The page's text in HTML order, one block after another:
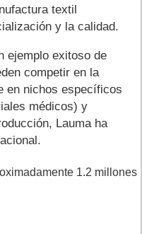
textil
y la calidad.
ejemplo exitoso de
competir en la
en nichos específicos
médicos) y
Lauma ha
1.2 millones